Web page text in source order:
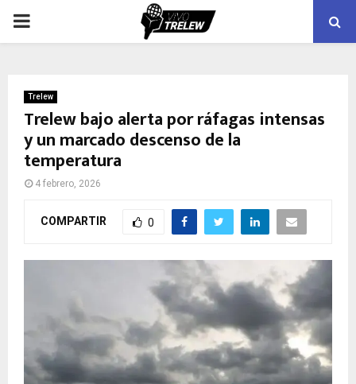
PRIMARY
Trelew
Trelew bajo alerta por ráfagas intensas
y un marcado descenso de la
temperatura
4 febrero, 2026
COMPARTIR 0